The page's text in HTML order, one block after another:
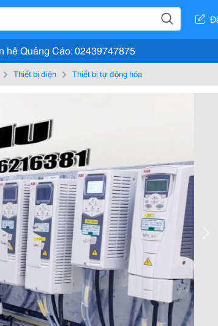
hệ Quảng Cáo: 02439747875
Thiết bị điện Thiết bị tự động hóa